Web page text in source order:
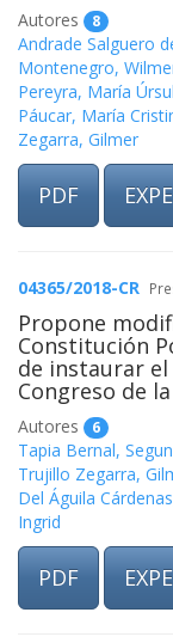
Autores 8
Andrade Salguero
Montenegro,
Pereyra, María
Páucar, María
Zegarra, Gilmer
PDF
04365/2018-CR
Propone
Constitución
de instaurar el
Congreso de
Autores 6
Tapia Bernal,
Trujillo Zegarra,
Del Águila
Ingrid
PDF